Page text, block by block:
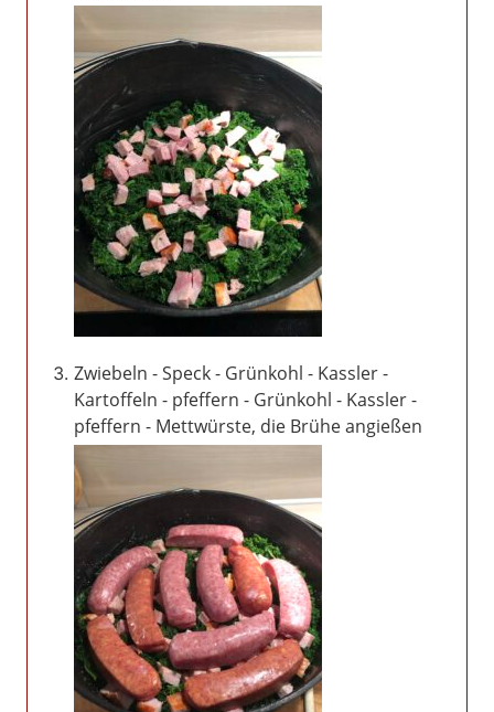
Zwiebeln - Speck - Grünkohl - Kassler -
Kartoffeln - pfeffern - Grünkohl - Kassler -
pfeffern - Mettwürste, die Brühe angießen